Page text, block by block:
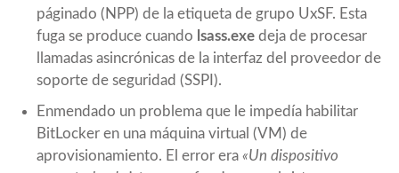
páginado (NPP) de la etiqueta de grupo UxSF. Esta
fuga se produce cuando lsass.exe deja de procesar
llamadas asincrónicas de la interfaz del proveedor de
soporte de seguridad (SSPI).
Enmendado un problema que le impedía habilitar
BitLocker en una máquina virtual (VM) de
aprovisionamiento. El error era «Un dispositivo